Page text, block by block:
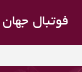
فوتبال جهان